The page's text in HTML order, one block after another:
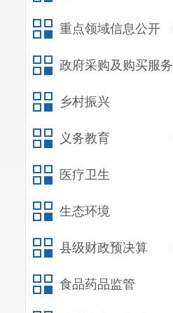
重点领域信息公开
政府采购及购买服务
乡村振兴
义务教育
医疗卫生
生态环境
县级财政预决算
食品药品监管